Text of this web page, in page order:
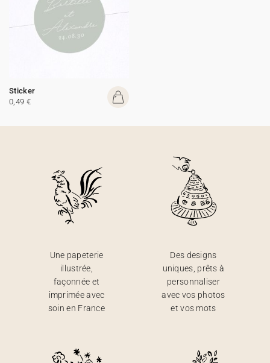
Sticker
0,49 €
Une papeterie
illustrée,
façonnée et
imprimée avec
soin en France
Des designs
uniques, prêts à
personnaliser
avec vos photos
et vos mots